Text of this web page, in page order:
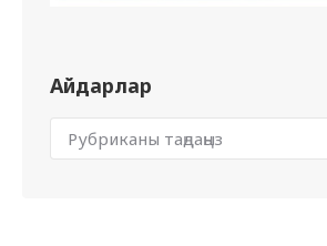
Айдарлар